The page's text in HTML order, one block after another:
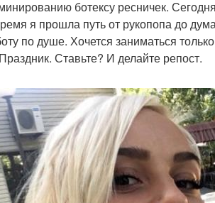
ботексу ресничек.
я прошла путь от рукопопа до
по душе. Хочется заниматься
Ставьте? И делайте репост.